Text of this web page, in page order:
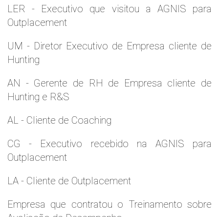
LER - Executivo que visitou a AGNIS para
Outplacement
UM - Diretor Executivo de Empresa cliente de
Hunting
AN - Gerente de RH de Empresa cliente de
Hunting e R&S
AL - Cliente de Coaching
CG - Executivo recebido na AGNIS para
Outplacement
LA - Cliente de Outplacement
Empresa que contratou o Treinamento sobre